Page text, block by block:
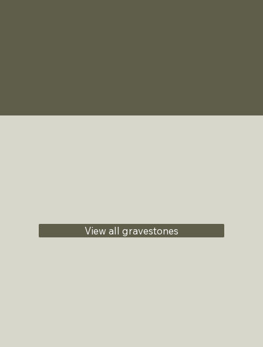
View all gravestones